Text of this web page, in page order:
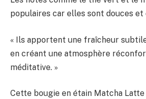
populaires car elles sont douces et
« Ils apportent une fraîcheur
en créant une atmosphère
méditative. »
Cette bougie en étain Matcha Latte